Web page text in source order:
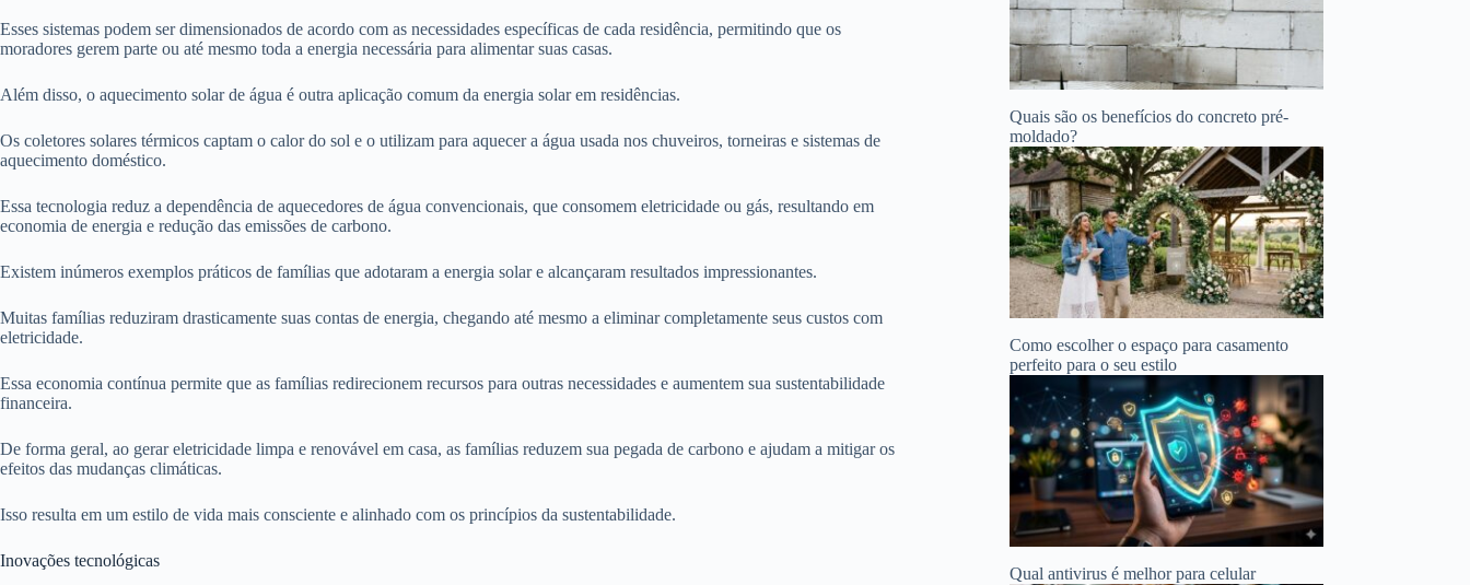
Esses sistemas podem ser dimensionados de acordo com as necessidades específicas de cada residência, permitindo que os
moradores gerem parte ou até mesmo toda a energia necessária para alimentar suas casas.
Além disso, o aquecimento solar de água é outra aplicação comum da energia solar em residências.
Os coletores solares térmicos captam o calor do sol e o utilizam para aquecer a água usada nos chuveiros, torneiras e sistemas de
aquecimento doméstico.
Essa tecnologia reduz a dependência de aquecedores de água convencionais, que consomem eletricidade ou gás, resultando em
economia de energia e redução das emissões de carbono.
Existem inúmeros exemplos práticos de famílias que adotaram a energia solar e alcançaram resultados impressionantes.
Muitas famílias reduziram drasticamente suas contas de energia, chegando até mesmo a eliminar completamente seus custos com
eletricidade.
Essa economia contínua permite que as famílias redirecionem recursos para outras necessidades e aumentem sua sustentabilidade
financeira.
De forma geral, ao gerar eletricidade limpa e renovável em casa, as famílias reduzem sua pegada de carbono e ajudam a mitigar os
efeitos das mudanças climáticas.
Isso resulta em um estilo de vida mais consciente e alinhado com os princípios da sustentabilidade.
Inovações tecnológicas
Quais são os benefícios do concreto pré-
moldado?
Como escolher o espaço para casamento
perfeito para o seu estilo
Qual antivirus é melhor para celular